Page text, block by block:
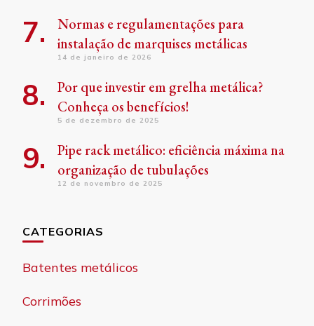
Normas e regulamentações para
instalação de marquises metálicas
14 de janeiro de 2026
Por que investir em grelha metálica?
Conheça os benefícios!
5 de dezembro de 2025
Pipe rack metálico: eficiência máxima na
organização de tubulações
12 de novembro de 2025
CATEGORIAS
Batentes metálicos
Corrimões